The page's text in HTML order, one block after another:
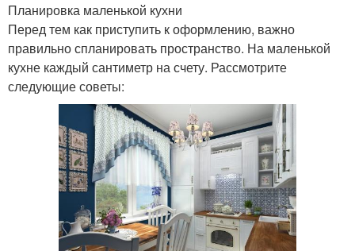
Планировка маленькой кухни
Перед тем как приступить к оформлению, важно
правильно спланировать пространство. На маленькой
кухне каждый сантиметр на счету. Рассмотрите
следующие советы: